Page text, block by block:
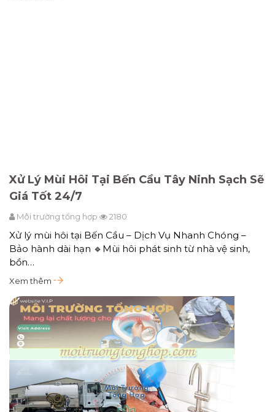
Xử Lý Mùi Hôi Tại Bến Cầu Tây Ninh Sạch Sẽ
Giá Tốt 24/7
Môi trường tổng hợp 2180
Xử lý mùi hôi tại Bến Cầu – Dịch Vụ Nhanh Chóng –
Bảo hành dài hạn 🔹Mùi hôi phát sinh từ nhà vệ sinh,
bồn…
Xem thêm